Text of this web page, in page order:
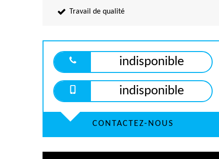
Travail de qualité
indisponible
indisponible
CONTACTEZ-NOUS